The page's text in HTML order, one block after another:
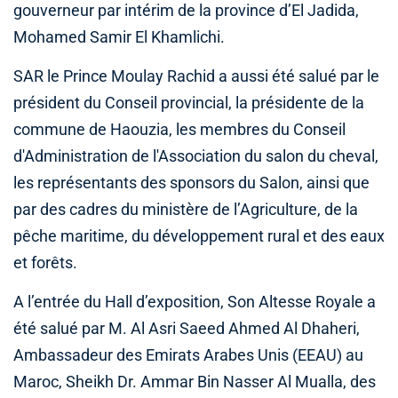
gouverneur par intérim de la province d’El Jadida,
Mohamed Samir El Khamlichi.
SAR le Prince Moulay Rachid a aussi été salué par le
président du Conseil provincial, la présidente de la
commune de Haouzia, les membres du Conseil
d'Administration de l'Association du salon du cheval,
les représentants des sponsors du Salon, ainsi que
par des cadres du ministère de l’Agriculture, de la
pêche maritime, du développement rural et des eaux
et forêts.
A l’entrée du Hall d’exposition, Son Altesse Royale a
été salué par M. Al Asri Saeed Ahmed Al Dhaheri,
Ambassadeur des Emirats Arabes Unis (EEAU) au
Maroc, Sheikh Dr. Ammar Bin Nasser Al Mualla, des